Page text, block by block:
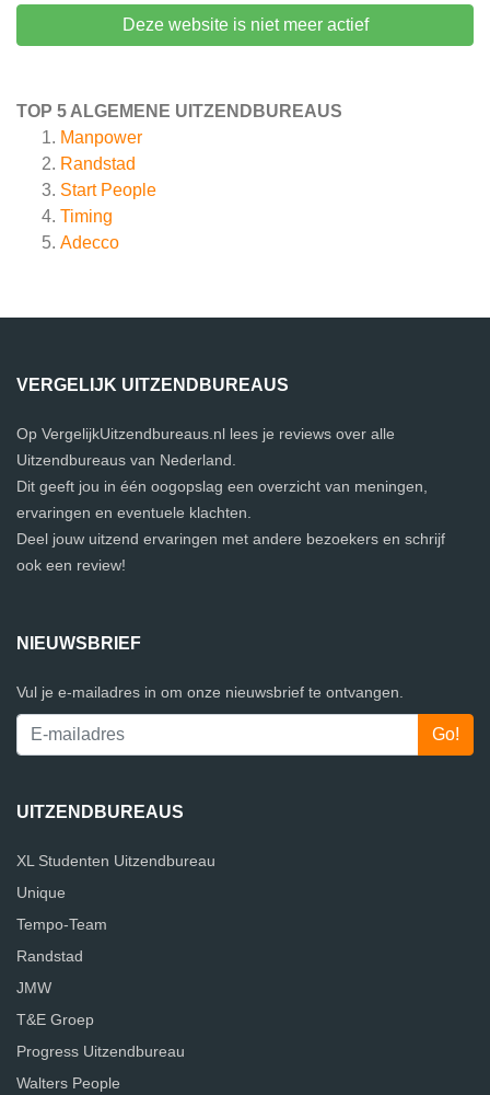
Deze website is niet meer actief
TOP 5 ALGEMENE UITZENDBUREAUS
Manpower
Randstad
Start People
Timing
Adecco
VERGELIJK UITZENDBUREAUS
Op VergelijkUitzendbureaus.nl lees je reviews over alle
Uitzendbureaus van Nederland.
Dit geeft jou in één oogopslag een overzicht van meningen,
ervaringen en eventuele klachten.
Deel jouw uitzend ervaringen met andere bezoekers en schrijf
ook een review!
NIEUWSBRIEF
Vul je e-mailadres in om onze nieuwsbrief te ontvangen.
UITZENDBUREAUS
XL Studenten Uitzendbureau
Unique
Tempo-Team
Randstad
JMW
T&E Groep
Progress Uitzendbureau
Walters People